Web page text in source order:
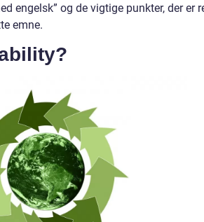
engelsk” og de vigtige punkter, der er
emne.